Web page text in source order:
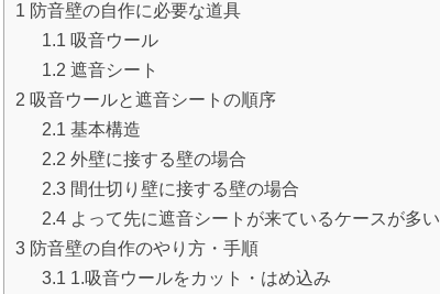
1 防音壁の自作に必要な道具
1.1 吸音ウール
1.2 遮音シート
2 吸音ウールと遮音シートの順序
2.1 基本構造
2.2 外壁に接する壁の場合
2.3 間仕切り壁に接する壁の場合
2.4 よって先に遮音シートが来ているケースが多い
3 防音壁の自作のやり方・手順
3.1 1.吸音ウールをカット・はめ込み